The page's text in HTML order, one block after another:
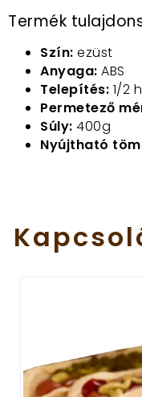
Termék
Szín: ezüst
Anyaga: ABS
Telepítés: 1/2
Permetező
Súly: 400g
Nyújtható